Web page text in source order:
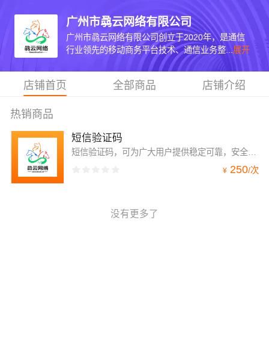
广州市骉云网络有限公司
广州市骉云网络有限公司创立于2020年，是通信
行业领先的移动商务平台技术、通信业务整... 展开
店铺首页 全部商品 店铺介绍
热销商品
短信验证码
短信验证码，可为广大用户提供稳定可靠，安全合规的短信触达服务。用户可快速接入，调用 API/SDK 或者通过控制台即可发送，支持发送验证码、通知类短信和营销短信。国内验证短信秒级触达，到达率高，稳定可靠。
¥ 250/次
没有更多了